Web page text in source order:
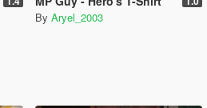
By Aryel_2003